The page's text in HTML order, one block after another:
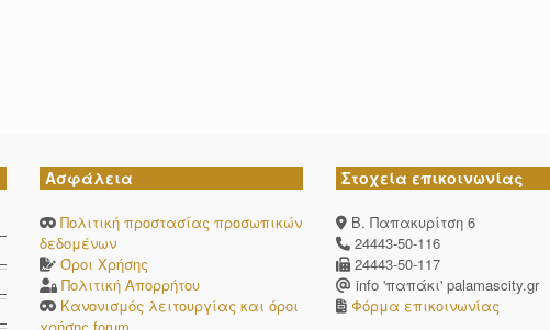
Ασφάλεια
Πολιτική προστασίας προσωπικών
δεδομένων
Όροι Χρήσης
Πολιτική Απορρήτου
Κανονισμός λειτουργίας και όροι
Στοχεία επικοινωνίας
Β. Παπακυρίτση 6
24443-50-116
24443-50-117
info 'παπάκι' palamascity.gr
Φόρμα επικοινωνίας